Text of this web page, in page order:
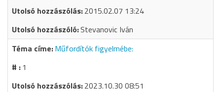
2015.02.07 13:24
Stevanovic Iván
Műfordítók figyelmébe:
1
2023.10.30 08:51